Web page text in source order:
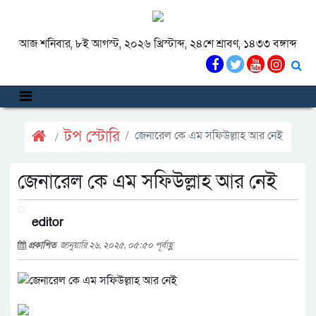
আজ শনিবার, ৮ই আগস্ট, ২০২৬ খ্রিস্টাব্দ, ২৪শে শ্রাবণ, ১৪৩৩ বঙ্গাব্দ
টপ স্টোরি জেনারেল কে এম সফিউল্লাহ আর নেই
জেনারেল কে এম সফিউল্লাহ আর নেই
editor
প্রকাশিত জানুয়ারি ২৬, ২০২৫, ০৫:৫০ পূর্বাহ্ণ